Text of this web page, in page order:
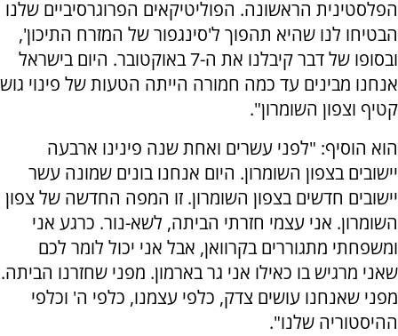
הפלסטינית הראשונה. הפוליטיקאים הפרוגרסיביים שלנו
הבטיחו לנו שהיא תהפוך ל'סינגפור של המזרח התיכון',
ובסופו של דבר קיבלנו את ה-7 באוקטובר. היום בישראל
אנחנו מבינים עד כמה חמורה הייתה הטעות של פינוי גוש
קטיף וצפון השומרון".
הוא הוסיף: "לפני עשרים ואחת שנה פינינו ארבעה
יישובים בצפון השומרון. היום אנחנו בונים שמונה עשר
יישובים חדשים בצפון השומרון. זו המפה החדשה של צפון
השומרון. אני עצמי חזרתי הביתה, לשא-נור. כרגע אני
ומשפחתי מתגוררים בקרוואן, אבל אני יכול לומר לכם
שאני מרגיש בו כאילו אני גר בארמון. מפני שחזרנו הביתה.
מפני שאנחנו עושים צדק, כלפי עצמנו, כלפי ה' וכלפי
ההיסטוריה שלנו".